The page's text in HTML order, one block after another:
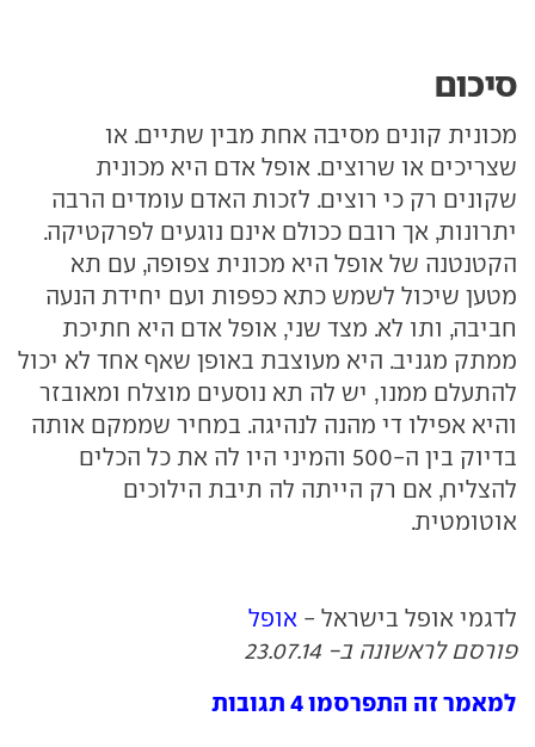
סיכום
מכונית קונים מסיבה אחת מבין שתיים. או
שצריכים או שרוצים. אופל אדם היא מכונית
שקונים רק כי רוצים. לזכות האדם עומדים הרבה
יתרונות, אך רובם ככולם אינם נוגעים לפרקטיקה.
הקטנטנה של אופל היא מכונית צפופה, עם תא
מטען שיכול לשמש כתא כפפות ועם יחידת הנעה
חביבה, ותו לא. מצד שני, אופל אדם היא חתיכת
ממתק מגניב. היא מעוצבת באופן שאף אחד לא יכול
להתעלם ממנו, יש לה תא נוסעים מוצלח ומאובזר
והיא אפילו די מהנה לנהיגה. במחיר שממקם אותה
בדיוק בין ה-500 והמיני היו לה את כל הכלים
להצליח, אם רק הייתה לה תיבת הילוכים
אוטומטית.
לדגמי אופל בישראל - אופל
פורסם לראשונה ב- 23.07.14
למאמר זה התפרסמו 4 תגובות